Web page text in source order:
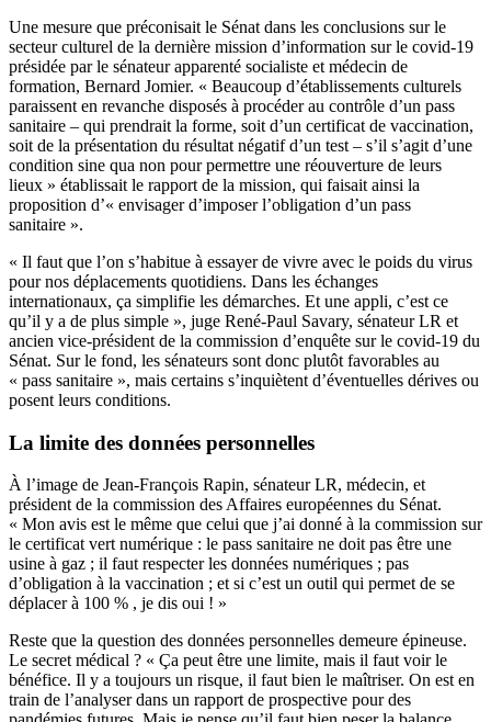
Une mesure que préconisait le Sénat dans les conclusions sur le
secteur culturel de la dernière mission d’information sur le covid-19
présidée par le sénateur apparenté socialiste et médecin de
formation, Bernard Jomier. « Beaucoup d’établissements culturels
paraissent en revanche disposés à procéder au contrôle d’un pass
sanitaire – qui prendrait la forme, soit d’un certificat de vaccination,
soit de la présentation du résultat négatif d’un test – s’il s’agit d’une
condition sine qua non pour permettre une réouverture de leurs
lieux » établissait le rapport de la mission, qui faisait ainsi la
proposition d’« envisager d’imposer l’obligation d’un pass
sanitaire ».
« Il faut que l’on s’habitue à essayer de vivre avec le poids du virus
pour nos déplacements quotidiens. Dans les échanges
internationaux, ça simplifie les démarches. Et une appli, c’est ce
qu’il y a de plus simple », juge René-Paul Savary, sénateur LR et
ancien vice-président de la commission d’enquête sur le covid-19 du
Sénat. Sur le fond, les sénateurs sont donc plutôt favorables au
« pass sanitaire », mais certains s’inquiètent d’éventuelles dérives ou
posent leurs conditions.
La limite des données personnelles
À l’image de Jean-François Rapin, sénateur LR, médecin, et
président de la commission des Affaires européennes du Sénat.
« Mon avis est le même que celui que j’ai donné à la commission sur
le certificat vert numérique : le pass sanitaire ne doit pas être une
usine à gaz ; il faut respecter les données numériques ; pas
d’obligation à la vaccination ; et si c’est un outil qui permet de se
déplacer à 100 % , je dis oui ! »
Reste que la question des données personnelles demeure épineuse.
Le secret médical ? « Ça peut être une limite, mais il faut voir le
bénéfice. Il y a toujours un risque, il faut bien le maîtriser. On est en
train de l’analyser dans un rapport de prospective pour des